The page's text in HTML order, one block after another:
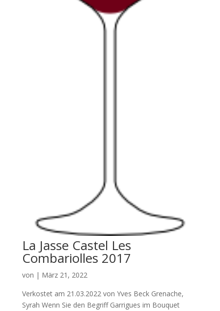
La Jasse Castel Les
Combariolles 2017
von | März 21, 2022
Verkostet am 21.03.2022 von Yves Beck Grenache,
Syrah Wenn Sie den Begriff Garrigues im Bouquet